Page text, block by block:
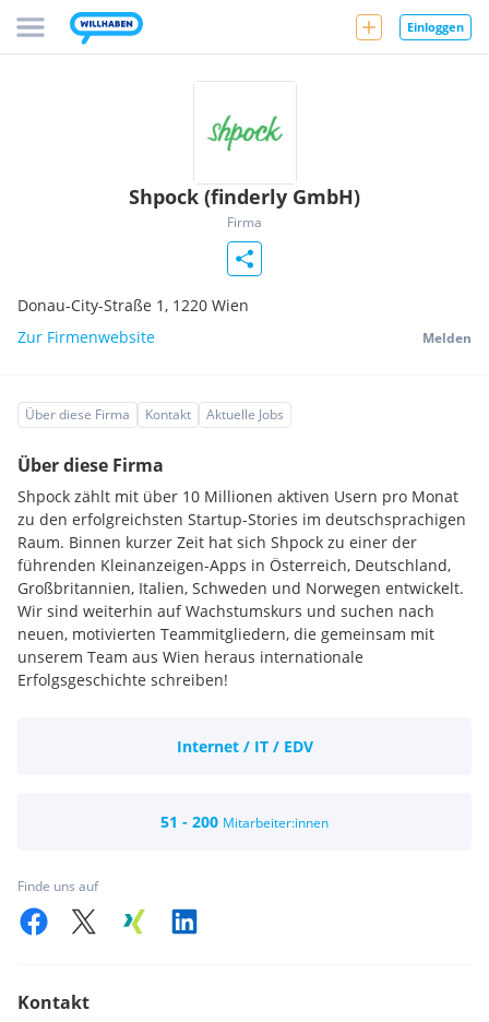
Einloggen
Shpock (finderly GmbH)
Firma
Donau-City-Straße 1, 1220 Wien
Zur Firmenwebsite
Melden
Über diese Firma Kontakt Aktuelle Jobs
Über diese Firma
Shpock zählt mit über 10 Millionen aktiven Usern pro Monat
zu den erfolgreichsten Startup-Stories im deutschsprachigen
Raum. Binnen kurzer Zeit hat sich Shpock zu einer der
führenden Kleinanzeigen-Apps in Österreich, Deutschland,
Großbritannien, Italien, Schweden und Norwegen entwickelt.
Wir sind weiterhin auf Wachstumskurs und suchen nach
neuen, motivierten Teammitgliedern, die gemeinsam mit
unserem Team aus Wien heraus internationale
Erfolgsgeschichte schreiben!
Internet / IT / EDV
51 - 200 Mitarbeiter:innen
Finde uns auf
Kontakt